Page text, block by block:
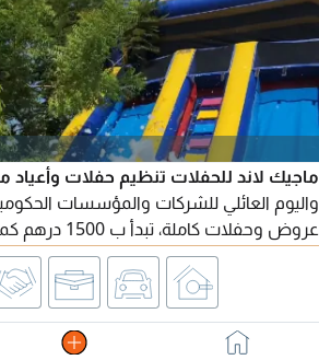
ماجيك لاند للحفلات تنظيم حفلات وأعياد
واليوم العائلي للشركات والمؤسسات
عروض وحفلات
لكل حجز باكج كامل زورونا في المعرض
ونعمل على اسعادكم وراحتكم لدينا
والألعاب الترفيهية ويوجد لدينا ملاعب